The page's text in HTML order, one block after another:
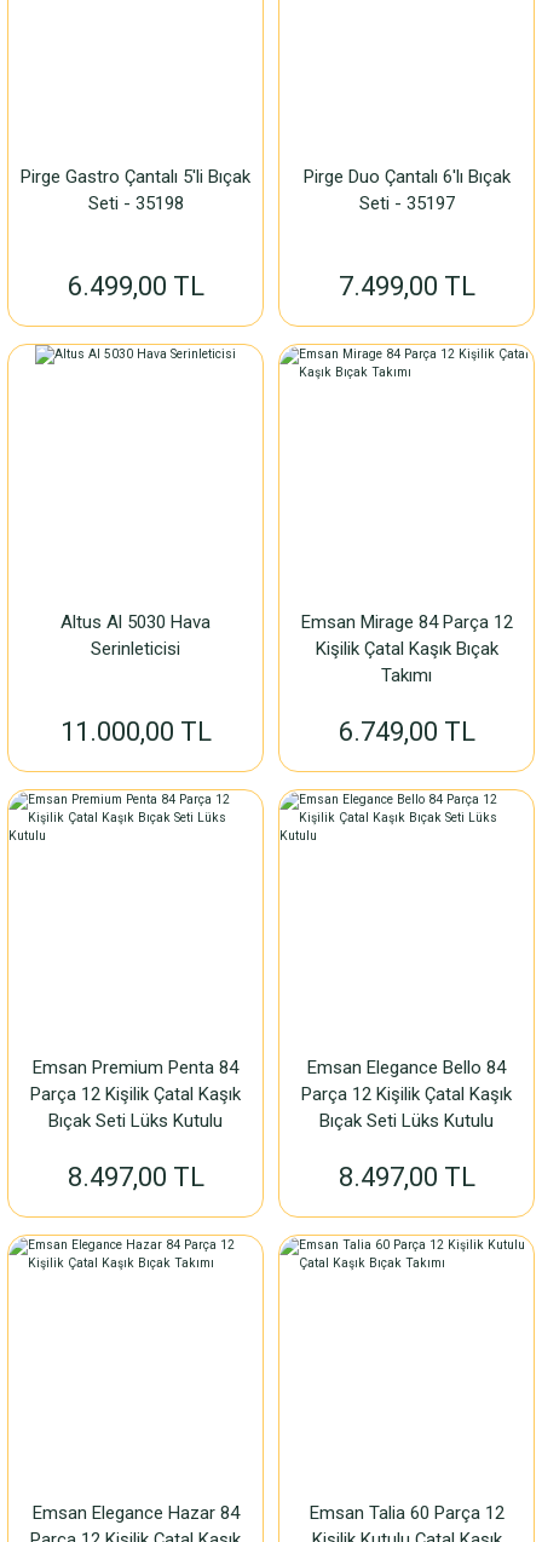
Pirge Gastro Çantalı 5'li Bıçak
Seti - 35198
6.499,00 TL
Pirge Duo Çantalı 6'lı Bıçak
Seti - 35197
7.499,00 TL
Altus Al 5030 Hava
Serinleticisi
11.000,00 TL
Emsan Mirage 84 Parça 12
Kişilik Çatal Kaşık Bıçak
Takımı
6.749,00 TL
Emsan Premium Penta 84
Parça 12 Kişilik Çatal Kaşık
Bıçak Seti Lüks Kutulu
8.497,00 TL
Emsan Elegance Bello 84
Parça 12 Kişilik Çatal Kaşık
Bıçak Seti Lüks Kutulu
8.497,00 TL
Emsan Elegance Hazar 84
Emsan Talia 60 Parça 12